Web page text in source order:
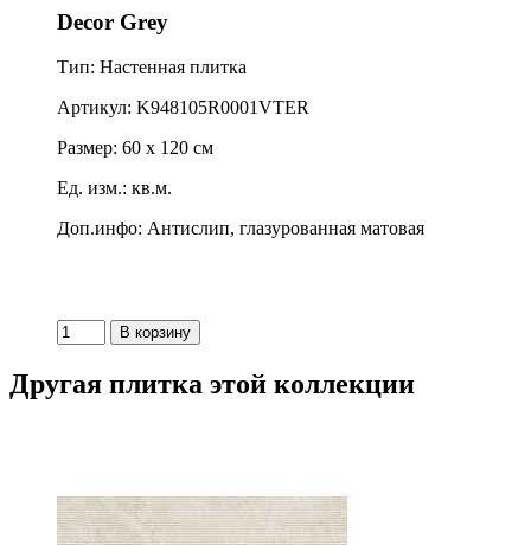
Decor Grey
Тип: Настенная плитка
Артикул: K948105R0001VTER
Размер: 60 x 120 см
Ед. изм.: кв.м.
Доп.инфо: Антислип, глазурованная матовая
Другая плитка этой коллекции